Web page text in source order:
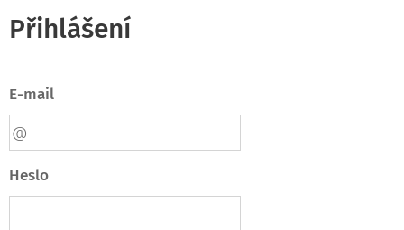
Přihlášení
E-mail
Heslo